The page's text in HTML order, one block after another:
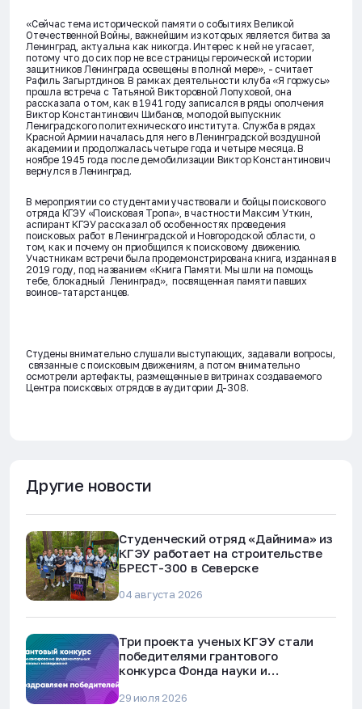
«Сейчас тема исторической памяти о событиях Великой
Отечественной Войны, важнейшим из которых является битва за
Ленинград, актуальна как никогда. Интерес к ней не угасает,
потому что до сих пор не все страницы героической истории
защитников Ленинграда освещены в полной мере», - считает
Рафиль Загыртдинов. В рамках деятельности клуба «Я горжусь»
прошла встреча с Татьяной Викторовной Лопуховой, она
рассказала о том, как в 1941 году записался в ряды ополчения
Виктор Константинович Шибанов, молодой выпускник
Лениградского политехнического института. Служба в рядах
Красной Армии началась для него в Ленинградской воздушной
академии и продолжалась четыре года и четыре месяца. В
ноябре 1945 года после демобилизации Виктор Константинович
вернулся в Ленинград.
В мероприятии со студентами участвовали и бойцы поискового
отряда КГЭУ «Поисковая Тропа», в частности Максим Уткин,
аспирант КГЭУ рассказал об особенностях проведения
поисковых работ в Ленинградской и Новгородской области, о
том, как и почему он приобщился к поисковому движению.
Участникам встречи была продемонстрирована книга, изданная в
2019 году, под названием «Книга Памяти. Мы шли на помощь
тебе, блокадный Ленинград», посвященная памяти павших
воинов-татарстанцев.
Студены внимательно слушали выступающих, задавали вопросы,
связанные с поисковым движениям, а потом внимательно
осмотрели артефакты, размещенные в витринах создаваемого
Центра поисковых отрядов в аудитории Д-308.
Другие новости
Студенческий отряд «Дайнима» из
КГЭУ работает на строительстве
БРЕСТ-300 в Северске
04 августа 2026
Три проекта ученых КГЭУ стали
победителями грантового
конкурса Фонда науки и
29 июля 2026